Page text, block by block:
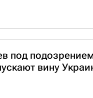
под
вину